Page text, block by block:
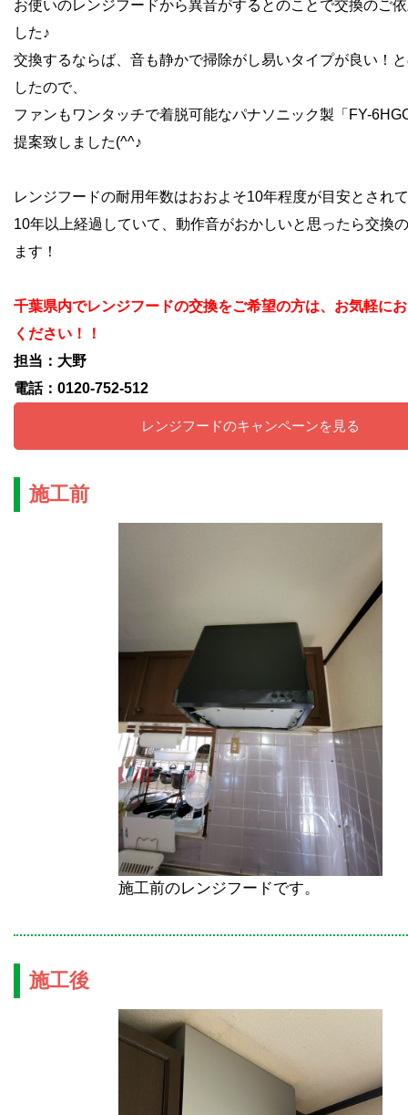
お使いのレンジフードから異音がするとのことで交換のご
した♪
交換するならば、音も静かで掃除がし易いタイプが良い！
したので、
ファンもワンタッチで着脱可能なパナソニック製「FY-
提案致しました(^^♪
レンジフードの耐用年数はおおよそ10年程度が目安とされ
10年以上経過していて、動作音がおかしいと思ったら交換
ます！
千葉県内でレンジフードの交換をご希望の方は、お気軽に
ください！！
担当：大野
電話：0120-752-512
レンジフードのキャンペーンを見る
施工前
施工前のレンジフードです。
施工後